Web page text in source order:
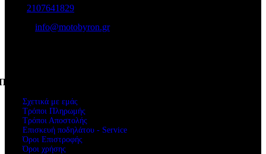
2107641829
info@motobyron.gr
Σχετικά με εμάς
Τρόποι Πληρωμής
Τρόποι Αποστολής
Επισκευή ποδηλάτου - Service
Όροι Επιστροφής
Όροι χρήσης